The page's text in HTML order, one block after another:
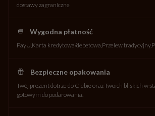
dostawy zagraniczne
Wygodna płatność
PayU Karta kredytowa/debetowa Przelew tradycyjny
Bezpieczne opakowania
Twój prezent dotrze do Ciebie oraz Twoich bliskich w
gotowym do podarowania.